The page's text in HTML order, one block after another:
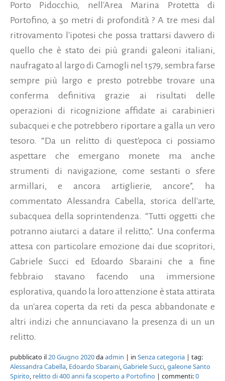
Porto Pidocchio, nell'Area Marina Protetta di
Portofino, a 5o metri di profondità ? A tre mesi dal
ritrovamento l'ipotesi che possa trattarsi davvero di
quello che è stato dei più grandi galeoni italiani,
naufragato al largo di Camogli nel 1579, sembra farse
sempre più largo e presto potrebbe trovare una
conferma definitiva grazie ai risultati delle
operazioni di ricognizione affidate ai carabinieri
subacquei e che potrebbero riportare a galla un vero
tesoro. “Da un relitto di quest'epoca ci possiamo
aspettare che emergano monete ma anche
strumenti di navigazione, come sestanti o sfere
armillari, e ancora artiglierie, ancore”, ha
commentato Alessandra Cabella, storica dell'arte,
subacquea della soprintendenza. “Tutti oggetti che
potranno aiutarci a datare il relitto,”. Una conferma
attesa con particolare emozione dai due scopritori,
Gabriele Succi ed Edoardo Sbaraini che a fine
febbraio stavano facendo una immersione
esplorativa, quando la loro attenzione è stata attirata
da un'area coperta da reti da pesca abbandonate e
altri indizi che annunciavano la presenza di un un
relitto.
pubblicato il20 Giugno 2020daadmin | in Senza categoria | tag:
Alessandra Cabella, Edoardo Sbaraini,Gabriele Succi,galeone Santo
Spirito, relitto di 400 anni fa scoperto a Portofino | commenti:0